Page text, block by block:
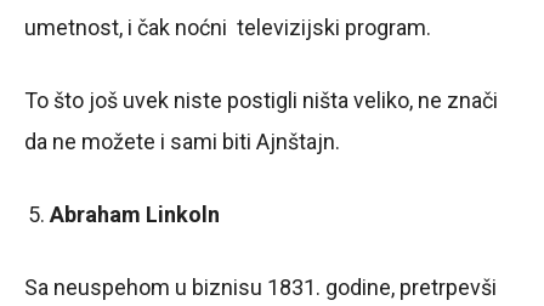
umetnost, i čak noćni televizijski program.
To što još uvek niste postigli ništa veliko, ne znači
da ne možete i sami biti Ajnštajn.
Abraham Linkoln
Sa neuspehom u biznisu 1831. godine, pretrpevši